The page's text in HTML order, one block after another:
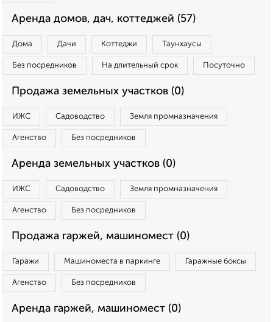
Аренда домов, дач, коттеджей (57)
Дома Дачи Коттеджи Таунхаусы
Без посредников На длительный срок Посуточно
Продажа земельных участков (0)
ИЖС Садоводство Земля промназначения
Агенство Без посредников
Аренда земельных участков (0)
ИЖС Садоводство Земля промназначения
Агенство Без посредников
Продажа гаржей, машиномест (0)
Гаражи Машиноместа в паркинге Гаражные боксы
Агенство Без посредников
Аренда гаржей, машиномест (0)